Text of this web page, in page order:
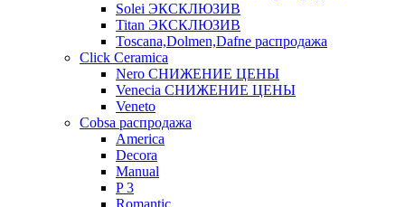
Solei ЭКСКЛЮЗИВ
Titan ЭКСКЛЮЗИВ
Toscana,Dolmen,Dafne распродажа
Cliсk Ceramica
Nero СНИЖЕНИЕ ЦЕНЫ
Venecia СНИЖЕНИЕ ЦЕНЫ
Veneto
Cobsa распродажа
America
Decora
Manual
P 3
Romantic